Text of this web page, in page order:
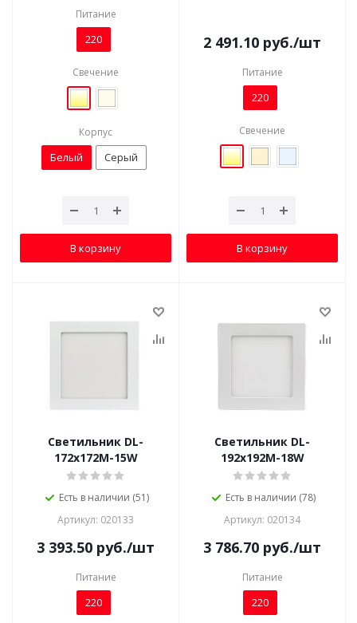
Питание
220
Свечение
Корпус
Белый Серый
В корзину
2 491.10 руб./шт
Питание
220
Свечение
В корзину
Светильник DL-
172x172M-15W
Есть в наличии (51)
Артикул: 020133
3 393.50 руб./шт
Питание
220
Светильник DL-
192x192M-18W
Есть в наличии (78)
Артикул: 020134
3 786.70 руб./шт
Питание
220